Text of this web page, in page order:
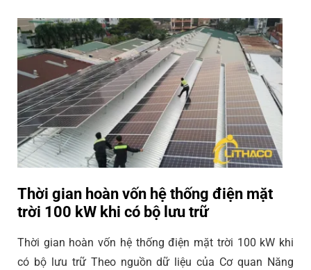
Thời gian hoàn vốn hệ thống điện mặt
trời 100 kW khi có bộ lưu trữ
Thời gian hoàn vốn hệ thống điện mặt trời 100 kW khi
có bộ lưu trữ Theo nguồn dữ liệu của Cơ quan Năng